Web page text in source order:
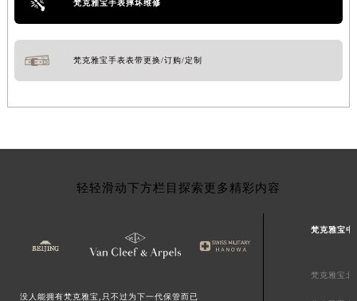
梵克雅宝手表摔坏维修
梵克雅宝手表表带更换/订购/定制
轻轻滑动下方栏目探索更多精彩内容
没人能拥有梵克雅宝,只不过为下一代保管而已
梵克雅宝中
梵克雅宝北